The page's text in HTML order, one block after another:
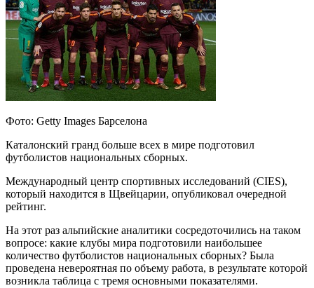
Фото: Getty Images Барселона
Каталонский гранд больше всех в мире подготовил
футболистов национальных сборных.
Международный центр спортивных исследований (CIES),
который находится в Щвейцарии, опубликовал очередной
рейтинг.
На этот раз альпийские аналитики сосредоточились на таком
вопросе: какие клубы мира подготовили наибольшее
количество футболистов национальных сборных? Была
проведена невероятная по объему работа, в результате которой
возникла таблица с тремя основными показателями.